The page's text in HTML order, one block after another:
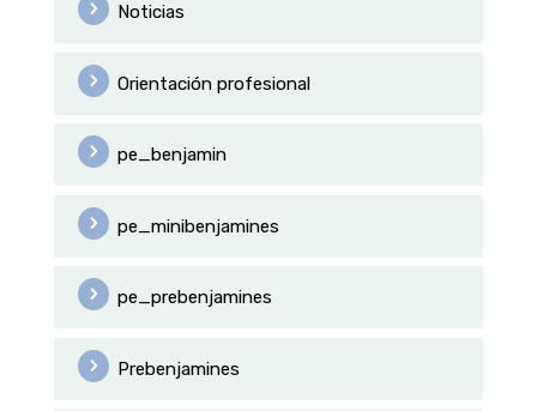
Noticias
Orientación profesional
pe_benjamin
pe_minibenjamines
pe_prebenjamines
Prebenjamines